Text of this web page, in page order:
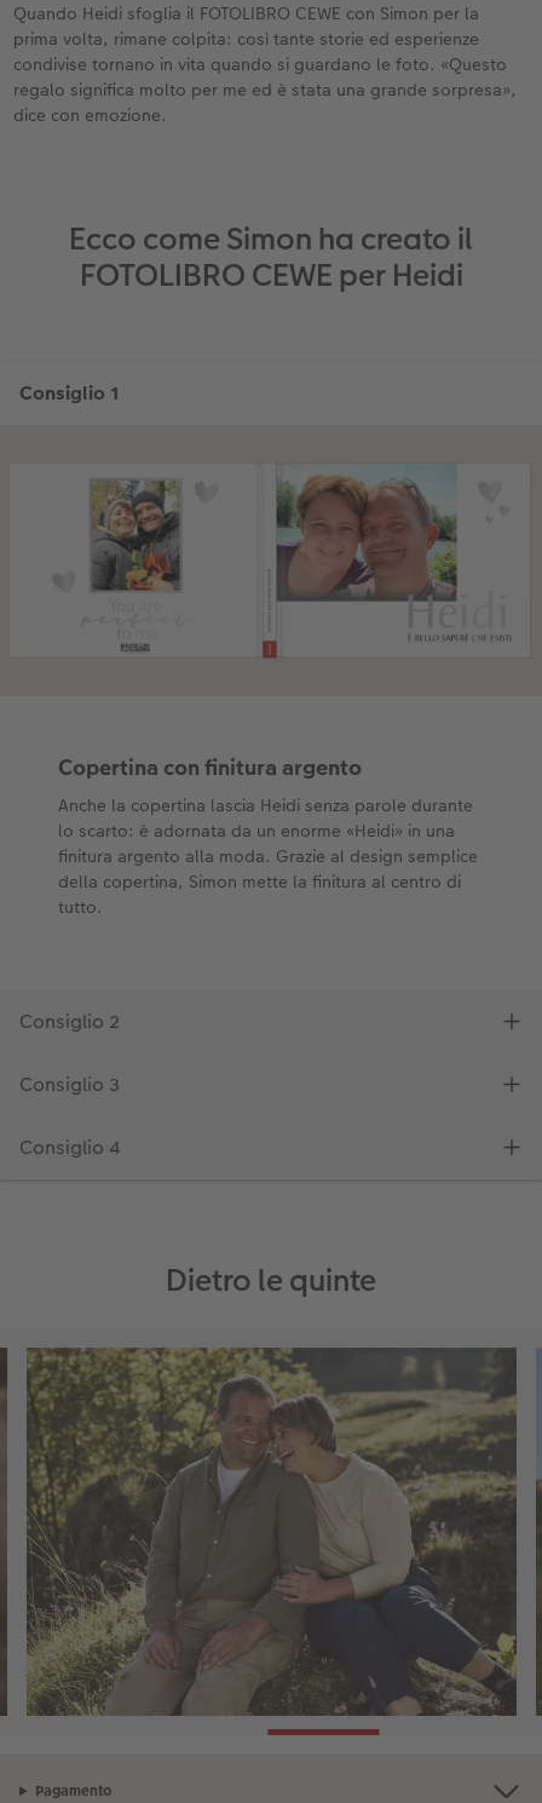
Quando Heidi sfoglia il FOTOLIBRO CEWE con Simon per la
prima volta, rimane colpita: così tante storie ed esperienze
condivise tornano in vita quando si guardano le foto. «Questo
regalo significa molto per me ed è stata una grande sorpresa»,
dice con emozione.
Ecco come Simon ha creato il
FOTOLIBRO CEWE per Heidi
Dietro le quinte
Pagamento